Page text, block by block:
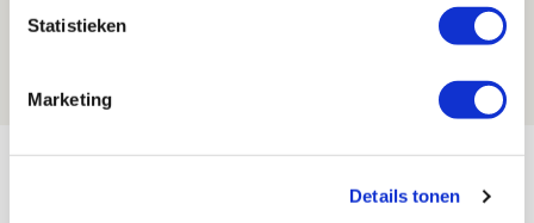
Statistieken
Marketing
Details tonen
Zwolle - Ajax
NIEUWS
Míchels elf: met welke formatie begin
jij aan nieuw eredivisieseizoen?